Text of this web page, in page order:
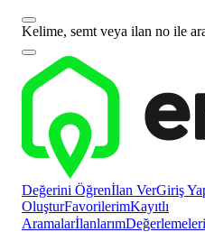
Kelime, semt veya ilan no ile
Değerini Öğrenİlan VerGiriş
OluşturFavorilerimKayıtlı
Aramalarİlanlarım